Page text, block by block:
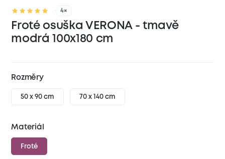
4×
Froté osuška VERONA - tmavě
modrá 100x180 cm
Rozměry
50 x 90 cm 70 x 140 cm
Materiál
Froté